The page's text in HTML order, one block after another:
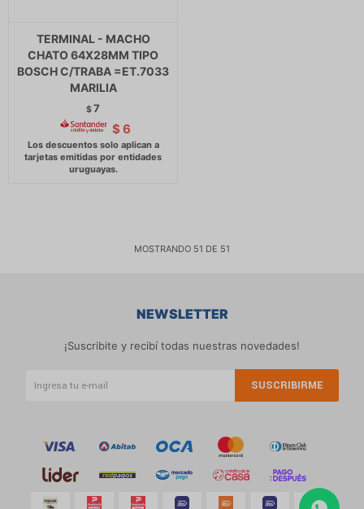
TERMINAL - MACHO
CHATO 64X28MM TIPO
BOSCH C/TRABA =ET.7033
MARILIA
$7
$ 6
MOSTRANDO 51 DE 51
NEWSLETTER
¡Suscribite y recibí todas nuestras novedades!
SUSCRIBIRME